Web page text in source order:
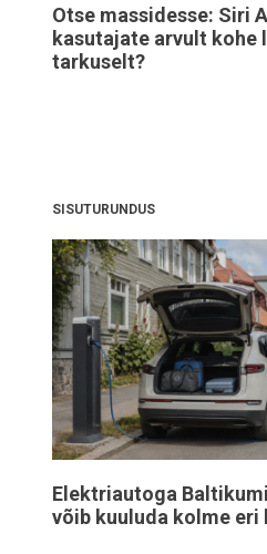
Otse massidesse: Siri
kasutajate arvult kohe
tarkuselt?
SISUTURUNDUS
Elektriautoga
võib kuuluda kolme eri